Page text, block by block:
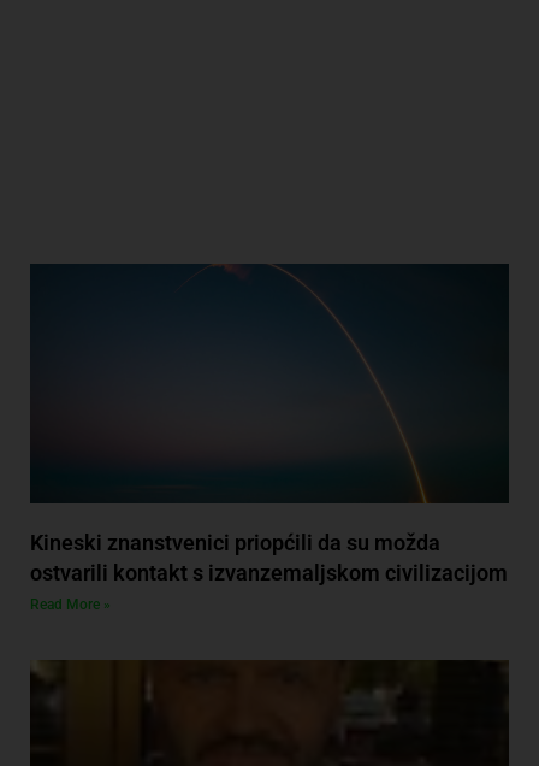
Kineski znanstvenici priopćili da su možda
ostvarili kontakt s izvanzemaljskom civilizacijom
Read More »